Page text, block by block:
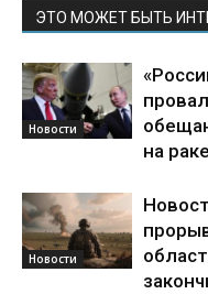
ЭТО МОЖЕТ БЫТЬ
Новости
на
Новости